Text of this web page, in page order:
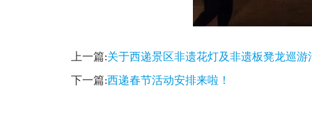
上一篇:关于西递景区非遗花灯及非遗板凳龙巡游
下一篇:西递春节活动安排来啦！